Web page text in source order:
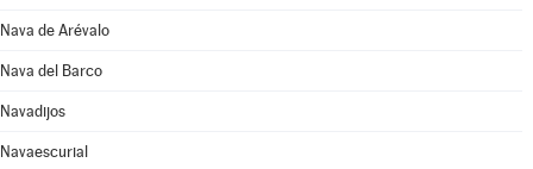
Nava de Arévalo
Nava del Barco
Navadijos
Navaescurial